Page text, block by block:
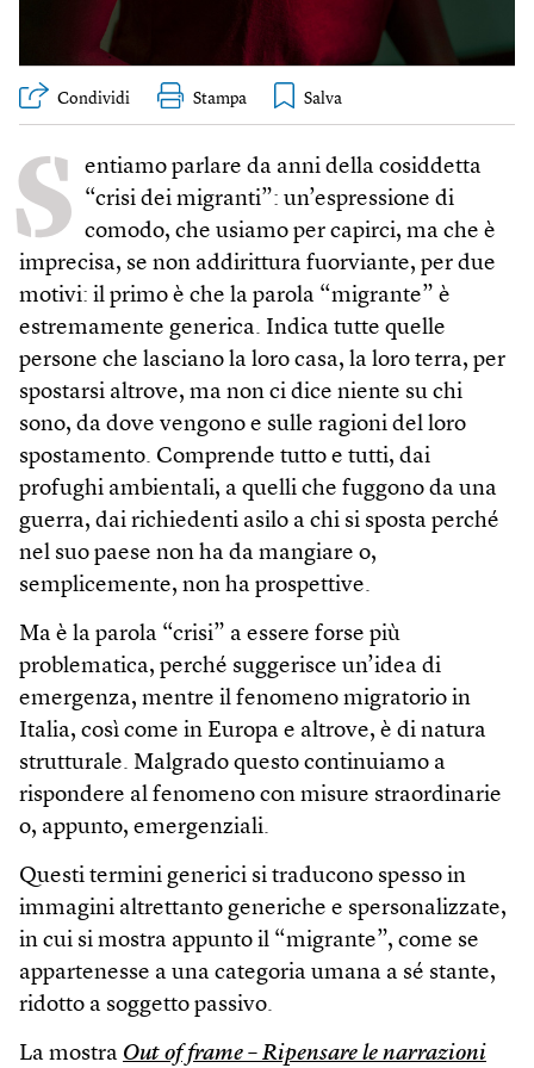
Condividi Stampa
S entiamo parlare da anni della cosiddetta
“crisi dei migranti”: un’espressione di
comodo, che usiamo per capirci, ma che è
imprecisa, se non addirittura fuorviante, per due
motivi: il primo è che la parola “migrante” è
estremamente generica. Indica tutte quelle
persone che lasciano la loro casa, la loro terra, per
spostarsi altrove, ma non ci dice niente su chi
sono, da dove vengono e sulle ragioni del loro
spostamento. Comprende tutto e tutti, dai
profughi ambientali, a quelli che fuggono da una
guerra, dai richiedenti asilo a chi si sposta perché
nel suo paese non ha da mangiare o,
semplicemente, non ha prospettive.
Ma è la parola “crisi” a essere forse più
problematica, perché suggerisce un’idea di
emergenza, mentre il fenomeno migratorio in
Italia, così come in Europa e altrove, è di natura
strutturale. Malgrado questo continuiamo a
rispondere al fenomeno con misure straordinarie
o, appunto, emergenziali.
Questi termini generici si traducono spesso in
immagini altrettanto generiche e spersonalizzate,
in cui si mostra appunto il “migrante”, come se
appartenesse a una categoria umana a sé stante,
ridotto a soggetto passivo.
La mostra Out of frame – Ripensare le narrazioni